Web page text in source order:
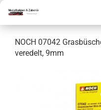
NOCH 07042
veredelt, 9mm